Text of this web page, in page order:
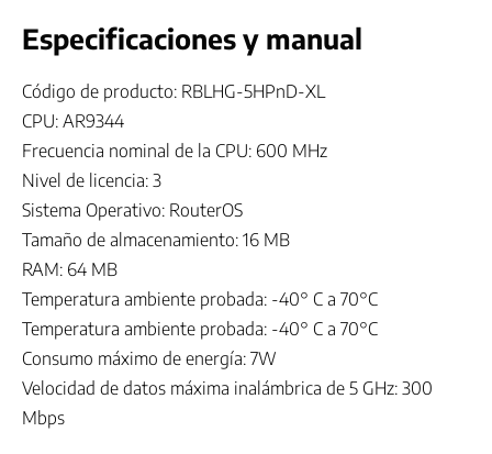
Especificaciones y manual
Código de producto: RBLHG-5HPnD-XL
CPU: AR9344
Frecuencia nominal de la CPU: 600 MHz
Nivel de licencia: 3
Sistema Operativo: RouterOS
Tamaño de almacenamiento: 16 MB
RAM: 64 MB
Temperatura ambiente probada: -40° C a 70°C
Temperatura ambiente probada: -40° C a 70°C
Consumo máximo de energía: 7W
Velocidad de datos máxima inalámbrica de 5 GHz: 300
Mbps